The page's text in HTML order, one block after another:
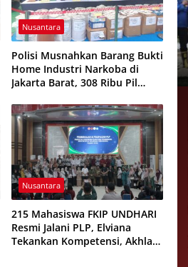
Nusantara
Polisi Musnahkan Barang Bukti
Home Industri Narkoba di
Jakarta Barat, 308 Ribu Pil
Nusantara
215 Mahasiswa FKIP UNDHARI
Resmi Jalani PLP, Elviana
Tekankan Kompetensi, Akhlak